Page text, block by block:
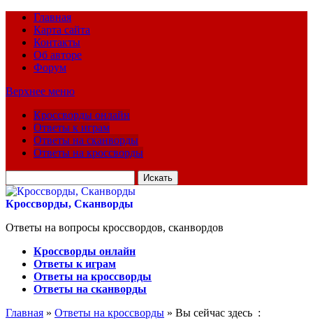
Главная
Карта сайта
Контакты
Об авторе
Форум
Верхнее меню
Кроссворды онлайн
Ответы к играм
Ответы на сканворды
Ответы на кроссворды
для:
Кроссворды, Сканворды
Ответы на вопросы кроссвордов, сканвордов
Кроссворды онлайн
Ответы к играм
Ответы на кроссворды
Ответы на сканворды
Главная » Ответы на кроссворды » Вы сейчас здесь :